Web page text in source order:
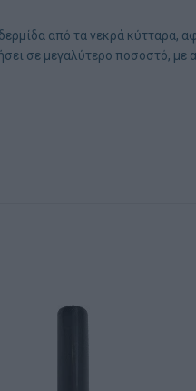
από τα νεκρά κύτταρα,
σε μεγαλύτερο ποσοστό, με